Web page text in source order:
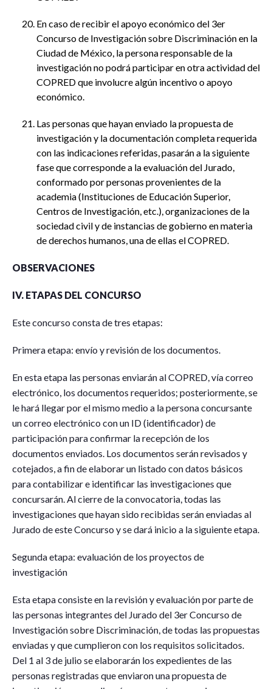
En caso de recibir el apoyo económico del 3er
Concurso de Investigación sobre Discriminación en la
Ciudad de México, la persona responsable de la
investigación no podrá participar en otra actividad del
COPRED que involucre algún incentivo o apoyo
económico.
Las personas que hayan enviado la propuesta de
investigación y la documentación completa requerida
con las indicaciones referidas, pasarán a la siguiente
fase que corresponde a la evaluación del Jurado,
conformado por personas provenientes de la
academia (Instituciones de Educación Superior,
Centros de Investigación, etc.), organizaciones de la
sociedad civil y de instancias de gobierno en materia
de derechos humanos, una de ellas el COPRED.
OBSERVACIONES
IV. ETAPAS DEL CONCURSO
Este concurso consta de tres etapas:
Primera etapa: envío y revisión de los documentos.
En esta etapa las personas enviarán al COPRED, vía correo
electrónico, los documentos requeridos; posteriormente, se
le hará llegar por el mismo medio a la persona concursante
un correo electrónico con un ID (identificador) de
participación para confirmar la recepción de los
documentos enviados. Los documentos serán revisados y
cotejados, a fin de elaborar un listado con datos básicos
para contabilizar e identificar las investigaciones que
concursarán. Al cierre de la convocatoria, todas las
investigaciones que hayan sido recibidas serán enviadas al
Jurado de este Concurso y se dará inicio a la siguiente etapa.
Segunda etapa: evaluación de los proyectos de
investigación
Esta etapa consiste en la revisión y evaluación por parte de
las personas integrantes del Jurado del 3er Concurso de
Investigación sobre Discriminación, de todas las propuestas
enviadas y que cumplieron con los requisitos solicitados.
Del 1 al 3 de julio se elaborarán los expedientes de las
personas registradas que enviaron una propuesta de